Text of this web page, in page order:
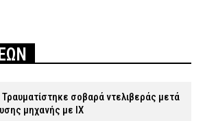
σοβαρά ντελιβεράς μετά
μηχανής με ΙΧ